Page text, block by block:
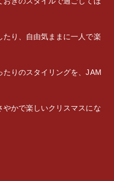
たり、自由気ままに一人で楽
たりのスタイリングを、JAM
やかで楽しいクリスマスにな